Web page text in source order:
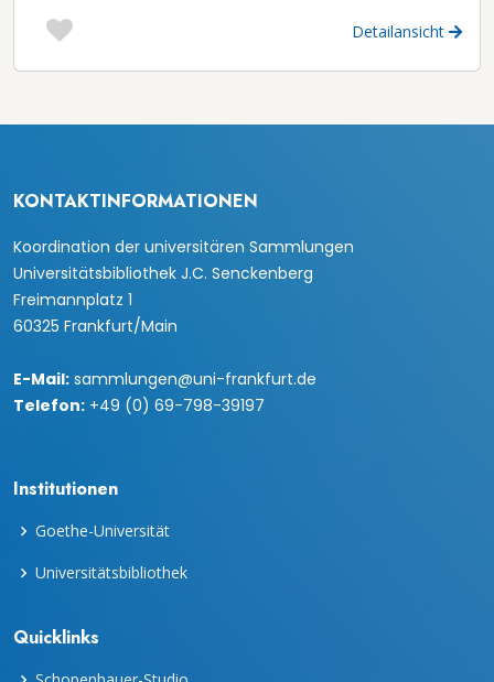
Detailansicht
KONTAKTINFORMATIONEN
Koordination der universitären Sammlungen
Universitätsbibliothek J.C. Senckenberg
Freimannplatz 1
60325 Frankfurt/Main
E-Mail: sammlungen@uni-frankfurt.de
Telefon: +49 (0) 69-798-39197
Institutionen
Goethe-Universität
Universitätsbibliothek
Quicklinks